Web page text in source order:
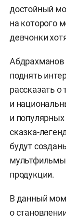
достойный
на которого
девчонки
Абдрахманов
поднять
рассказать о
и
и
сказка-
будут
продукции.
В данный
о